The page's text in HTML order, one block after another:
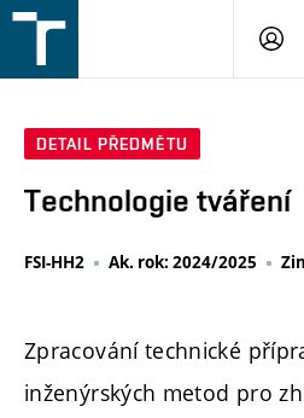
v
DETAIL PŘEDMĚTU
Technologie tváření
FSI-HH2 Ak. rok: 2024/2025
Zpracování technické
inženýrských metod pro